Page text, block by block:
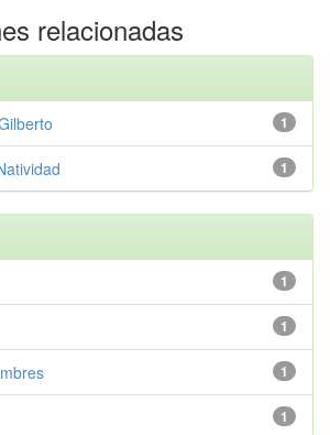
relacionadas
1
1
1
1
1
1